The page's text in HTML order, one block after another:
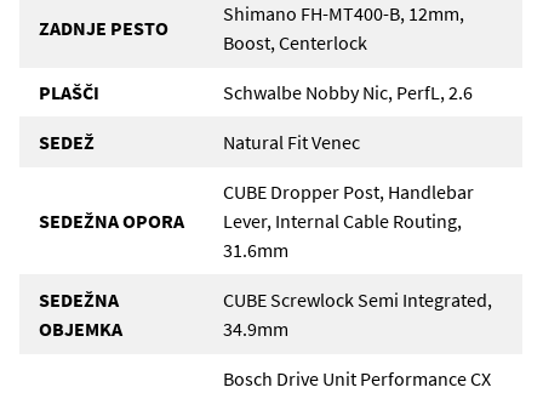
ZADNJE PESTO
Shimano FH-MT400-B, 12mm,
Boost, Centerlock
PLAŠČI Schwalbe Nobby Nic, PerfL, 2.6
SEDEŽ Natural Fit Venec
SEDEŽNA OPORA
CUBE Dropper Post, Handlebar
Lever, Internal Cable Routing,
31.6mm
SEDEŽNA
OBJEMKA
CUBE Screwlock Semi Integrated,
34.9mm
Bosch Drive Unit Performance CX